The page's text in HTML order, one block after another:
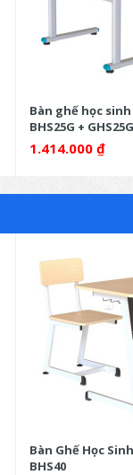
Bàn ghế học
BHS25G +
1.414.000 ₫
Bàn Ghế Học
BHS40